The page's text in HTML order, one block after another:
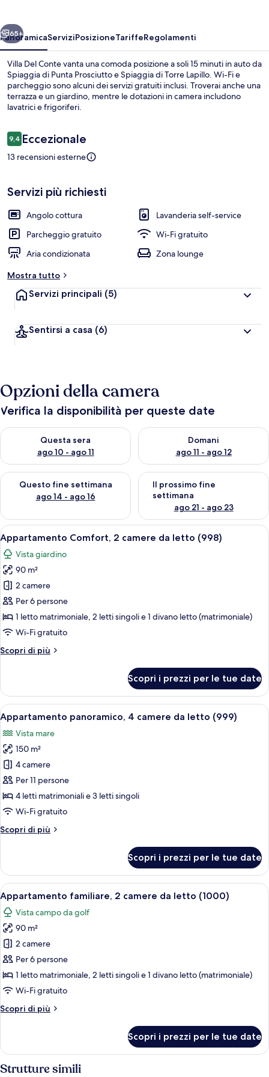
Avanti
65+
PanoramicaServiziPosizioneTariffeRegolamenti
Villa Del Conte vanta una comoda posizione a soli 15 minuti in auto da
Spiaggia di Punta Prosciutto e Spiaggia di Torre Lapillo. Wi-Fi e
parcheggio sono alcuni dei servizi gratuiti inclusi. Troverai anche una
terrazza e un giardino, mentre le dotazioni in camera includono
lavatrici e frigoriferi.
Recensioni
9,49,4 su 10
Eccezionale
13 recensioni esterne
Servizi più richiesti
Angolo cottura
Lavanderia self-service
Parcheggio gratuito
Wi-Fi gratuito
Aria condizionata
Zona lounge
Mostra tutto
Servizi principali (5)
Sentirsi a casa (6)
Opzioni della camera
Verifica la disponibilità per queste date
Questa sera
ago 10 - ago 11
Verifica la disponibilità per questa sera, ago 10 - ago 11
Domani
ago 11 - ago 12
Verifica la disponibilità per
Questo fine settimana
ago 14 - ago 16
Verifica la disponibilità per questo fine settimana, ago 14 -
Il prossimo fine
settimana
ago 21 - ago 23
Verifica la disponibilità per il
Apri
tutte
le
foto
per
Appartamento
Comfort,
2
camere
da
Un'area pranzo all'aperto coperta
19
Appartamento Comfort, 2 camere da letto (998)
Vista giardino
90 m²
2 camere
Per 6 persone
1 letto matrimoniale, 2 letti singoli e 1 divano letto (matrimoniale)
Wi-Fi gratuito
Scopri di più
Altri
Comfort,
camere
da
letto
(998)
Scopri i prezzi per le tue date
Apri
tutte
le
foto
per
Appartamento
panoramico,
4
camere
da
Una terrazza sul tetto con tavolo e
26
Appartamento panoramico, 4 camere da letto (999)
Vista mare
150 m²
4 camere
Per 11 persone
4 letti matrimoniali e 3 letti singoli
Wi-Fi gratuito
Scopri di più
Altri
panoramico,
4
camere
da
letto
(999)
Scopri i prezzi per le tue date
Apri
tutte
le
foto
per
Appartamento
familiare,
2
camere
da
Zona pranzo all'aperto con arredi
13
Appartamento familiare, 2 camere da letto (1000)
Vista campo da golf
90 m²
2 camere
Per 6 persone
1 letto matrimoniale, 2 letti singoli e 1 divano letto (matrimoniale)
Wi-Fi gratuito
Scopri di più
Altri
familiare,
2
camere
Scopri i prezzi per le tue date
Strutture simili